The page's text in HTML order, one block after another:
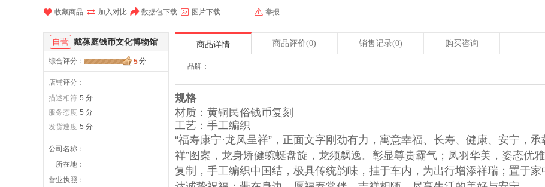
 收藏商品  加入对比  举报
 数据包下载  图片下载
商品详情 商品评价(0) 销售记录(0) 购买咨询
品牌：
规格
材质：黄铜民俗钱币复刻
工艺：手工编织
“福寿康宁·龙凤呈祥”，正面文字刚劲有力，寓意幸福、长寿、健康、安宁，
祥”图案，龙身矫健蜿蜒盘旋，龙须飘逸。彰显尊贵霸气；凤羽华美，姿态优
复制，手工编织中国结，极具传统韵味，挂于车内，为出行增添祥瑞；置于
自营 戴葆庭钱币文化博物馆
综合评分 ： 5分
店铺评分：
描述相符 5 分
服务态度 5 分
发货速度 5 分
公司名称 ：
所在地 ：
营业执照 ：